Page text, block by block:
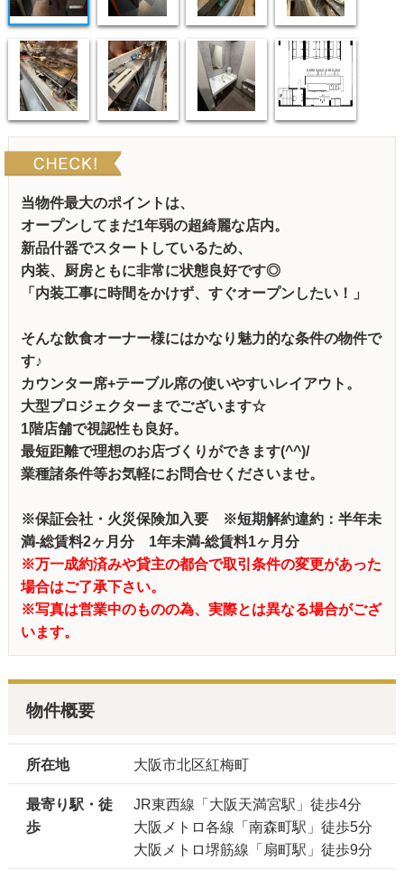
当物件最大のポイントは、
オープンしてまだ1年弱の超綺麗な店内。
新品什器でスタートしているため、
内装、厨房ともに非常に状態良好です◎
「内装工事に時間をかけず、すぐオープンしたい！」
そんな飲食オーナー様にはかなり魅力的な条件の物件で
す♪
カウンター席+テーブル席の使いやすいレイアウト。
大型プロジェクターまでございます☆
1階店舗で視認性も良好。
最短距離で理想のお店づくりができます(^^)/
業種諸条件等お気軽にお問合せくださいませ。
※保証会社・火災保険加入要 ※短期解約違約：半年未
満‐総賃料2ヶ月分 1年未満‐総賃料1ヶ月分
※万一成約済みや貸主の都合で取引条件の変更があった
場合はご了承下さい。
※写真は営業中のものの為、実際とは異なる場合がござ
います。
物件概要
所在地 大阪市北区紅梅町
最寄り駅・徒
歩
JR東西線「大阪天満宮駅」徒歩4分
大阪メトロ各線「南森町駅」徒歩5分
大阪メトロ堺筋線「扇町駅」徒歩9分